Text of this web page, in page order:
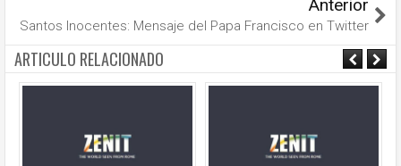
Anterior
Santos Inocentes: Mensaje del Papa Francisco en Twitter
ARTICULO RELACIONADO